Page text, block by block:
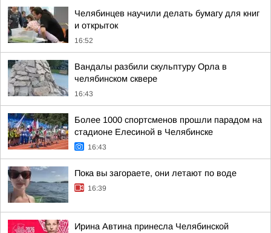
Челябинцев научили делать бумагу для книг
и открыток
16:52
Вандалы разбили скульптуру Орла в
челябинском сквере
16:43
Более 1000 спортсменов прошли парадом на
стадионе Елесиной в Челябинске
16:43
Пока вы загораете, они летают по воде
16:39
Ирина Автина принесла Челябинской